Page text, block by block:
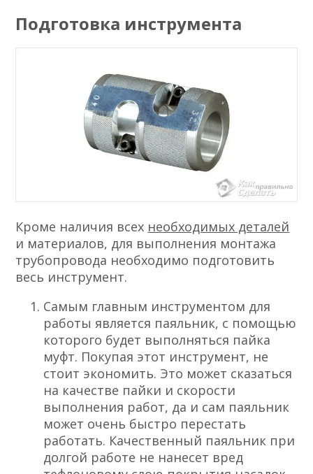
Подготовка инструмента
Кроме наличия всех необходимых деталей
и материалов, для выполнения монтажа
трубопровода необходимо подготовить
весь инструмент.
Самым главным инструментом для
работы является паяльник, с помощью
которого будет выполняться пайка
муфт. Покупая этот инструмент, не
стоит экономить. Это может сказаться
на качестве пайки и скорости
выполнения работ, да и сам паяльник
может очень быстро перестать
работать. Качественный паяльник при
долгой работе не нанесет вред